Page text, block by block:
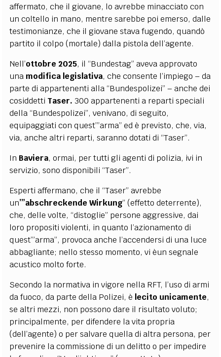
affermato, che il giovane, lo avrebbe minacciato con
un coltello in mano, mentre sarebbe poi emerso, dalle
testimonianze, che il giovane stava fugendo, quandò
partito il colpo (mortale) dalla pistola dell’agente.
Nell’ottobre 2025, il “Bundestag” aveva approvato
una modifica legislativa, che consente l’impiego – da
parte di appartenenti alla “Bundespolizei” – anche dei
cosiddetti Taser. 300 appartenenti a reparti speciali
della “Bundespolizei”, venivano, di seguito,
equipaggiati con quest’”arma” ed è previsto, che, via,
via, anche altri reparti, saranno dotati di “Taser”.
In Baviera, ormai, per tutti gli agenti di polizia, ivi in
servizio, sono disponibili “Taser”.
Esperti affermano, che il “Taser” avrebbe
un’”abschreckende Wirkung” (effetto deterrente),
che, delle volte, “distoglie” persone aggressive, dai
loro propositi violenti, in quanto l’azionamento di
quest’”arma”, provoca anche l’accendersi di una luce
abbagliante; nello stesso momento, vi èun segnale
acustico molto forte.
Secondo la normativa in vigore nella RFT, l’uso di armi
da fuoco, da parte della Polizei, è lecito unicamente,
se altri mezzi, non possono dare il risultato voluto;
principalmente, per difendere la vita propria
(dell’agente) o per salvare quella di altra persona, per
prevenire la commissione di un delitto o per impedire